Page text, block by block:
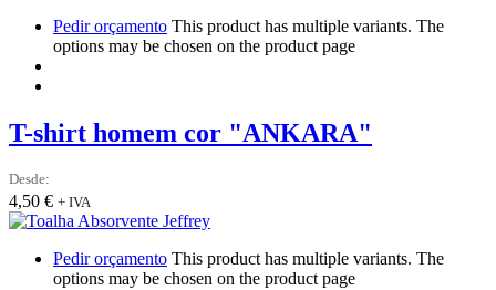
Pedir orçamento This product has multiple variants. The
options may be chosen on the product page
T-shirt homem cor "ANKARA"
Desde:
4,50 € + IVA
Pedir orçamento This product has multiple variants. The
options may be chosen on the product page